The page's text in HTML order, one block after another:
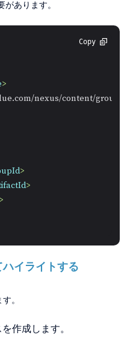
あります。
Copy
>
nexus/content/groups/
>
>
>
イライトする
。
作成します。